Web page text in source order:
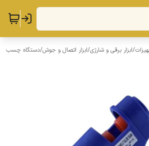
/ابزار برقی و شارژی/ابزار اتصال و جوش/دستگاه چسب